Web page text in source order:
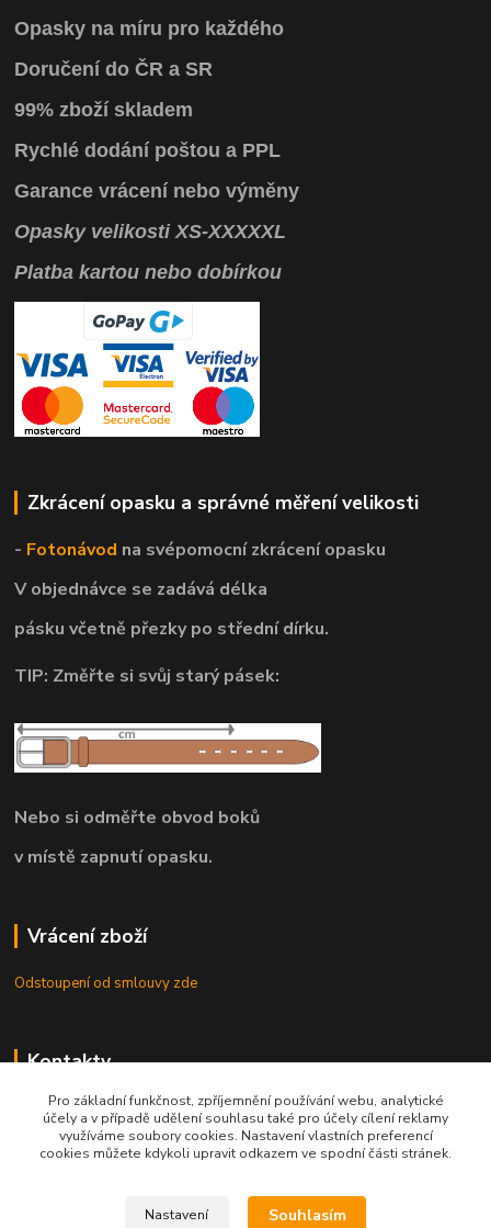
Opasky na míru pro každého
Doručení do ČR a SR
99% zboží skladem
Rychlé dodání poštou a PPL
Garance vrácenínebo výměny
OpaskyvelikostiXS-XXXXXL
Platba kartou nebo dobírkou
Zkrácení opasku a správné měření velikosti
- Fotonávod na svépomocnízkrácení opasku
V objednávce se zadává délka
pásku včetně přezky po střední dírku.
TIP: Změřte si svůj starý pásek:
Nebo si odměřte obvod boků
v místě zapnutí opasku.
Vrácení zboží
Odstoupení od smlouvy zde
Kontakty
8.00 - 22.00 / info@opasky.biz
Pro základní funkčnost, zpříjemnění používání webu, analytické
účely a v případě udělení souhlasu také pro účely cílení reklamy
využíváme soubory cookies. Nastavení vlastních preferencí
cookies můžete kdykoli upravit odkazem ve spodní části stránek.
Nastavení Souhlasím